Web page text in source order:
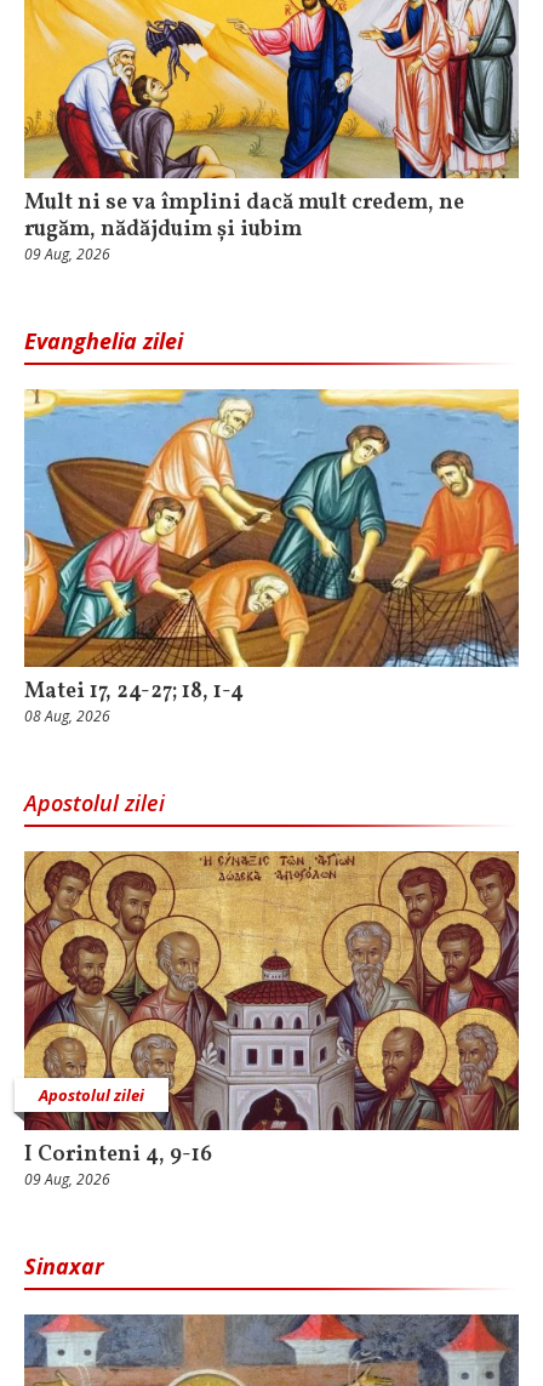
Mult ni se va împlini dacă mult credem, ne
rugăm, nădăjduim și iubim
09 Aug, 2026
Evanghelia zilei
Matei 17, 24-27; 18, 1-4
08 Aug, 2026
Apostolul zilei
Apostolul zilei
I Corinteni 4, 9-16
09 Aug, 2026
Sinaxar